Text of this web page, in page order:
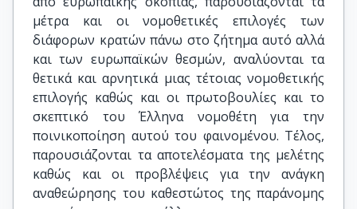
μέτρα και οι νομοθετικές επιλογές των
διάφορων κρατών πάνω στο ζήτημα αυτό αλλά
και των ευρωπαϊκών θεσμών, αναλύονται τα
θετικά και αρνητικά μιας τέτοιας νομοθετικής
επιλογής καθώς και οι πρωτοβουλίες και το
σκεπτικό του Έλληνα νομοθέτη για την
ποινικοποίηση αυτού του φαινομένου. Τέλος,
παρουσιάζονται τα αποτελέσματα της μελέτης
καθώς και οι προβλέψεις για την ανάγκη
αναθεώρησης του καθεστώτος της παράνομης